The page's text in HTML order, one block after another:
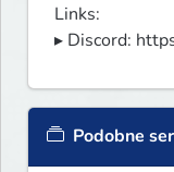
Links:
▸ Discord:
Podobne